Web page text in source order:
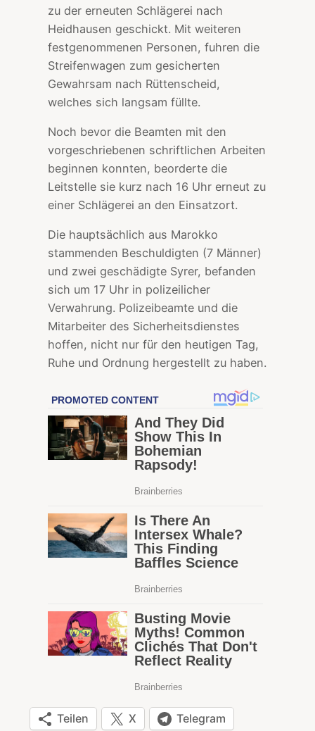
zu der erneuten Schlägerei nach
Heidhausen geschickt. Mit weiteren
festgenommenen Personen, fuhren die
Streifenwagen zum gesicherten
Gewahrsam nach Rüttenscheid,
welches sich langsam füllte.
Noch bevor die Beamten mit den
vorgeschriebenen schriftlichen Arbeiten
beginnen konnten, beorderte die
Leitstelle sie kurz nach 16 Uhr erneut zu
einer Schlägerei an den Einsatzort.
Die hauptsächlich aus Marokko
stammenden Beschuldigten (7 Männer)
und zwei geschädigte Syrer, befanden
sich um 17 Uhr in polizeilicher
Verwahrung. Polizeibeamte und die
Mitarbeiter des Sicherheitsdienstes
hoffen, nicht nur für den heutigen Tag,
Ruhe und Ordnung hergestellt zu haben.
Teilen X
Telegram